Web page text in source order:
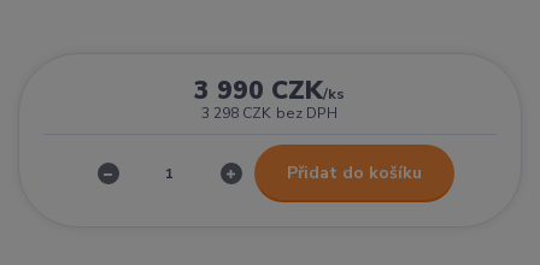
3 990 CZK/ks
3 298 CZK bez DPH
Přidat do košíku